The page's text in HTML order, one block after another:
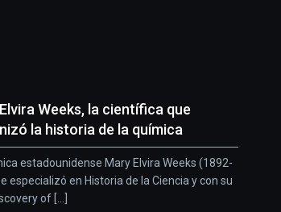
Weeks, la científica que
la historia de la química
estadounidense Mary Elvira Weeks (1892-
especializó en Historia de la Ciencia y con su
of [...]